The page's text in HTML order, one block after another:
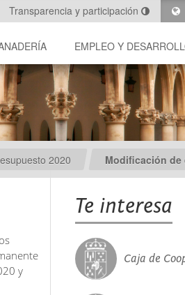
Transparencia y participación
EMPLEO Y
2020 Modificación de
y
Te interesa
Caja de